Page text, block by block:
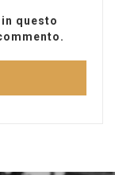
questo